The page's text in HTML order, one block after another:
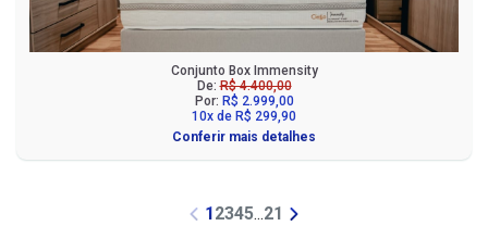
Conjunto Box Immensity
De:R$ 4.400,00
Por: R$ 2.999,00
10x de R$ 299,90
Conferir mais detalhes
1 2345...21